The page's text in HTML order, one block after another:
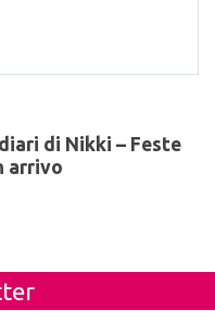
di Nikki – Feste
arrivo